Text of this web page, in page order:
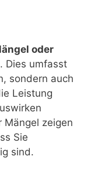
oder
. Dies umfasst
sondern auch
Leistung
Mängel zeigen
Sie
sind.